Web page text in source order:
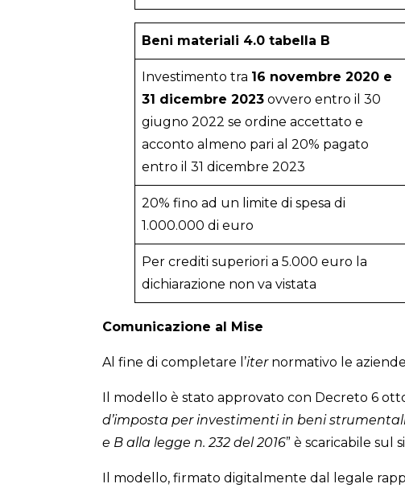
Beni materiali 4.0 tabella B
Investimento tra 16 novembre 2020 e
31 dicembre 2023 ovvero entro il 30
giugno 2022 se ordine accettato e
acconto almeno pari al 20% pagato
entro il 31 dicembre 2023
20% fino ad un limite di spesa di
1.000.000 di euro
Per crediti superiori a 5.000 euro la
dichiarazione non va vistata
Comunicazione al Mise
Al fine di completare l’iternormativo le
Il modello è stato approvato con Decreto 6
d’imposta per investimenti in beni
e B alla legge n. 232 del 2016” è scaricabile sul
Il modello, firmato digitalmente dal legale